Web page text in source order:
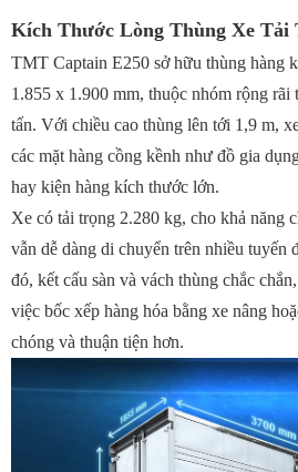
Kích Thước Lòng Thùng Xe Tải
TMT Captain E250 sở hữu thùng hàng
1.855 x 1.900 mm, thuộc nhóm rộng rãi
tấn. Với chiều cao thùng lên tới 1,9 m,
các mặt hàng cồng kềnh như đồ gia
hay kiện hàng kích thước lớn.
Xe có tải trọng 2.280 kg, cho khả năng
vẫn dễ dàng di chuyển trên nhiều tuyến
đó, kết cấu sàn và vách thùng chắc
việc bốc xếp hàng hóa bằng xe nâng
chóng và thuận tiện hơn.